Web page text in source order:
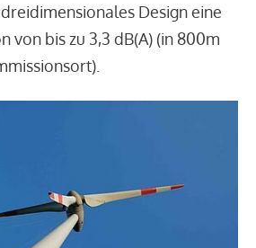
Design eine
von bis zu 3,3 dB(A) (in 800m